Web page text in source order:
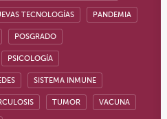
TECNOLOGÍAS PANDEMIA
POSGRADO
PSICOLOGÍA
SISTEMA INMUNE
TUMOR VACUNA